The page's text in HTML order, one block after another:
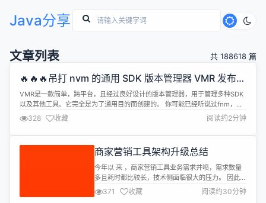
Java分享
文章列表 共 188618 篇
🔥🔥🔥吊打 nvm 的通用 SDK 版本管理器 VMR 发布
v0.6.7!!!
VMR是一款简单，跨平台，且经过良好设计的版本管理器，用于管理多种SDK
以及其他工具。它完全是为了通用目的而创建的。 你可能已经听说过fnm，
gvm，nvm，pyenv，phpenv等SDK版本管理工具。然而，它们很多都不能
管理多种编程语言。像asdf-vm这样的管理器支持多种语言，但只适用于类
unix系统，并且看起来非常复杂。因此，VMR的出现主要就是为了...
328 收藏 阅读约2分钟
商家营销工具架构升级总结
今年以 来 ，商家营销工具业务需求井喷，需求数量
多且耗时都比较长，技术侧面临很大的压力。 因此这
篇文章主要讨论营销工具前端要如何应对这样大规模
的业务需求。 问题拆解 我们核心面对的问题主要如
371 收藏 阅读约30分钟